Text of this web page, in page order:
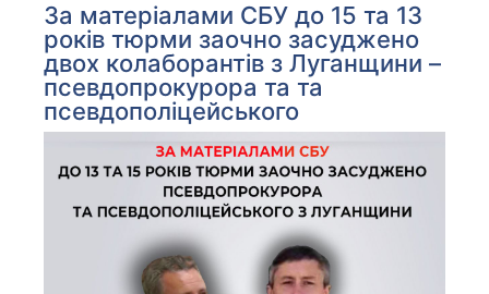
За матеріалами СБУ до 15 та 13
років тюрми заочно засуджено
двох колаборантів з Луганщини –
псевдопрокурора та та
псевдополіцейського